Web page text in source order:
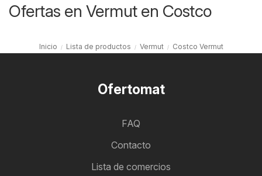
Ofertas en Vermut en Costco
Inicio Lista de productos Vermut Costco Vermut
Ofertomat
FAQ
Contacto
Lista de comercios